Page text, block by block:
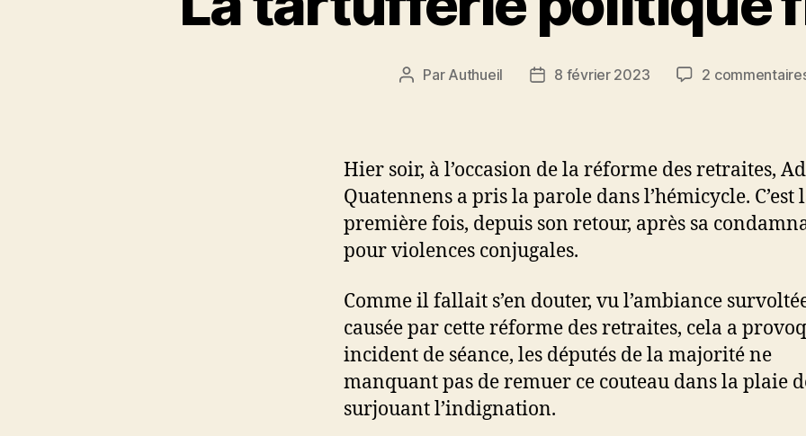
Auteur
Par Authueil
Date8 février 2023 2
Hier soir, à l’occasion de la réforme des retraites,
Quatennens a pris la parole dans l’hémicycle. C’est
première fois, depuis son retour, après sa
pour violences conjugales.
Comme il fallait s’en douter, vu l’ambiance
causée par cette réforme des retraites, cela a
incident de séance, les députés de la majorité ne
manquant pas de remuer ce couteau dans la plaie
surjouant l’indignation.